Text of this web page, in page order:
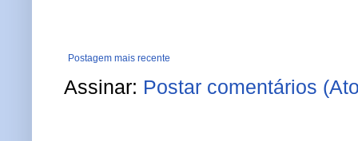
Postagem mais recente
Assinar: Postar comentários